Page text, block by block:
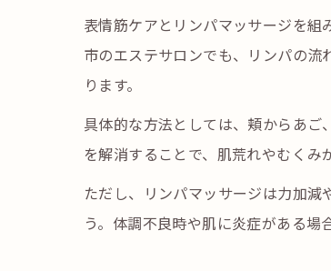
表情筋ケアとリンパマッサージを
市のエステサロンでも、リンパの
ります。
具体的な方法としては、頬からあ
を解消することで、肌荒れやむくみ
ただし、リンパマッサージは力加
う。体調不良時や肌に炎症がある場